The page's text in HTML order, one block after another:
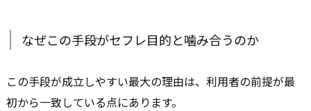
なぜこの手段がセフレ目的と噛み合うのか
この手段が成立しやすい最大の理由は、利用者の前提が最
初から一致している点にあります。